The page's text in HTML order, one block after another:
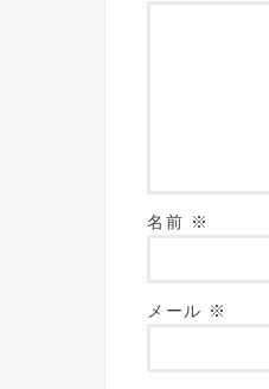
名前 ※
メール ※